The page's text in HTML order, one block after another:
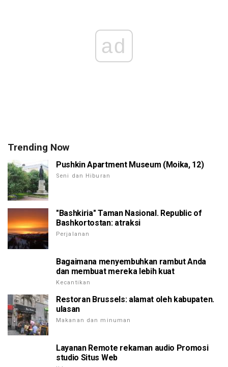
ad
Trending Now
Pushkin Apartment Museum (Moika, 12)
Seni dan Hiburan
"Bashkiria" Taman Nasional. Republic of
Bashkortostan: atraksi
Perjalanan
Bagaimana menyembuhkan rambut Anda
dan membuat mereka lebih kuat
Kecantikan
Restoran Brussels: alamat oleh kabupaten.
ulasan
Makanan dan minuman
Layanan Remote rekaman audio Promosi
studio Situs Web